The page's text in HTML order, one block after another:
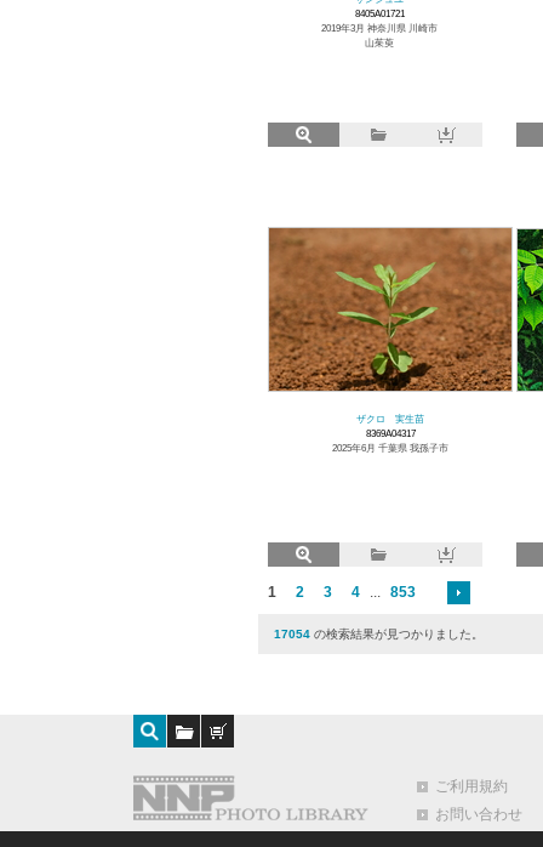
8405A01721
2019年3月 神奈川県 川崎市
山茱萸
ザクロ 実生苗
8369A04317
2025年6月 千葉県 我孫子市
1 2 3 4 ... 853
17054 の検索結果が見つかりました。
ご利用規約
お問い合わせ